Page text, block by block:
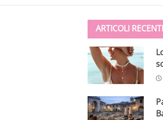
ARTICOLI RECENTI